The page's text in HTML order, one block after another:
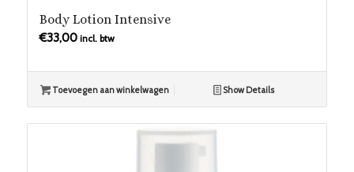
Body Lotion Intensive
€33,00 incl. btw
Toevoegen aan winkelwagen Show Details